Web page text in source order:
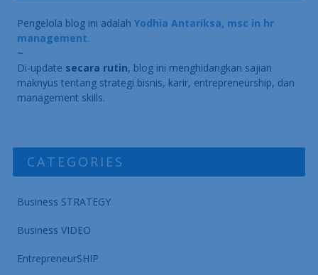
Pengelola blog ini adalah Yodhia Antariksa, msc in hr
management.
~
Di-update secara rutin, blog ini menghidangkan sajian
maknyus tentang strategi bisnis, karir, entrepreneurship, dan
management skills.
CATEGORIES
Business STRATEGY
Business VIDEO
EntrepreneurSHIP